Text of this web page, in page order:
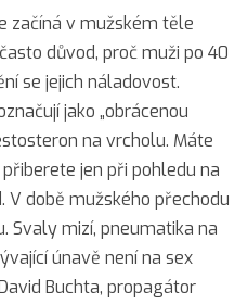
začíná v mužském těle
důvod, proč muži po 40
se jejich náladovost.
jako „obrácenou
na vrcholu. Máte
jen při pohledu na
V době mužského přechodu
Svaly mizí, pneumatika na
únavě není na sex
Buchta, propagátor